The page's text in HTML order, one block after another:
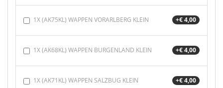
1X (AK75KL) WAPPEN VORARLBERG KLEIN +€ 4,00
1X (AK68KL) WAPPEN BURGENLAND KLEIN +€ 4,00
1X (AK71KL) WAPPEN SALZBUG KLEIN +€ 4,00